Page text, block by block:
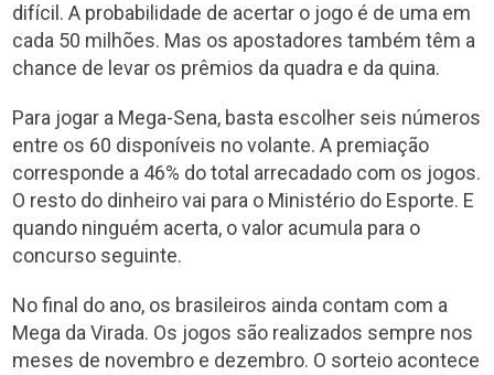
difícil. A probabilidade de acertar o jogo é de uma em
cada 50 milhões. Mas os apostadores também têm a
chance de levar os prêmios da quadra e da quina.
Para jogar a Mega-Sena, basta escolher seis números
entre os 60 disponíveis no volante. A premiação
corresponde a 46% do total arrecadado com os jogos.
O resto do dinheiro vai para o Ministério do Esporte. E
quando ninguém acerta, o valor acumula para o
concurso seguinte.
No final do ano, os brasileiros ainda contam com a
Mega da Virada. Os jogos são realizados sempre nos
meses de novembro e dezembro. O sorteio acontece